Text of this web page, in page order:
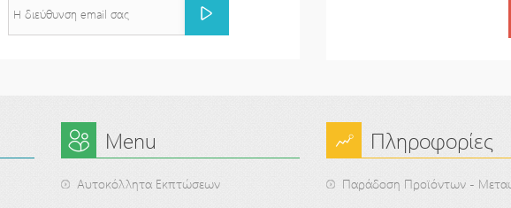
Menu
Αυτοκόλλητα Εκπτώσεων
Πληροφορίες
Παράδοση Προϊόντων -